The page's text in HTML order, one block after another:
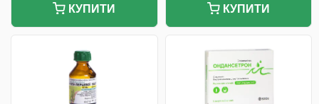
КУПИТИ КУПИТИ